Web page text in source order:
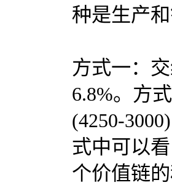
种是生产
方式一：
6.8%。方
(4250-
式中可以
个价值链